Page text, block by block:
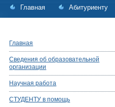
Главная Абитуриенту
Главная
Сведения об образовательной
организации
Научная работа
СТУДЕНТУ в помощь